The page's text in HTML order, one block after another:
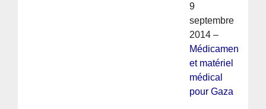
9
septembre
2014 –
Médicaments
et matériel
médical
pour Gaza